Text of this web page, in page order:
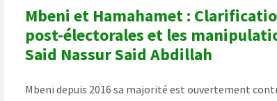
Mbeni et Hamahamet :
post-électorales et les
Said Nassur Said Abdillah
Mbeni depuis 2016 sa majorité est ouvertement